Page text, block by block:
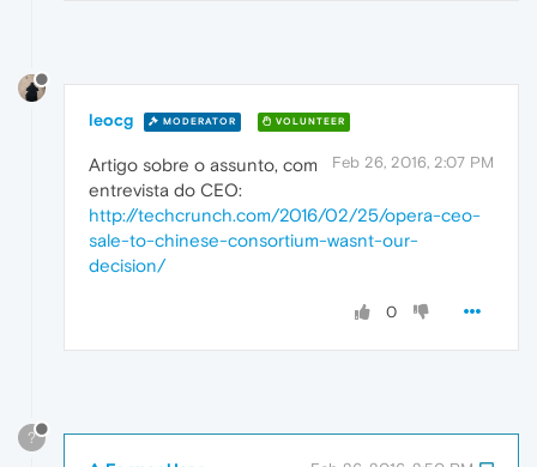
leocg MODERATOR VOLUNTEER
Feb 26, 2016, 2:07 PM
Artigo sobre o assunto, com
entrevista do CEO:
http://techcrunch.com/2016/02/25/opera-ceo-
sale-to-chinese-consortium-wasnt-our-
decision/
0
?